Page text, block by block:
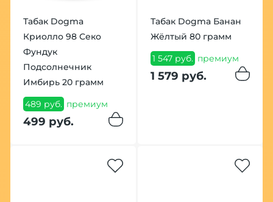
Табак Dogma
Криолло 98 Секо
Фундук
Подсолнечник
Имбирь 20 грамм
489 руб. премиум
499 руб.
Табак Dogma Банан
Жёлтый 80 грамм
1 547 руб. премиум
1 579 руб.